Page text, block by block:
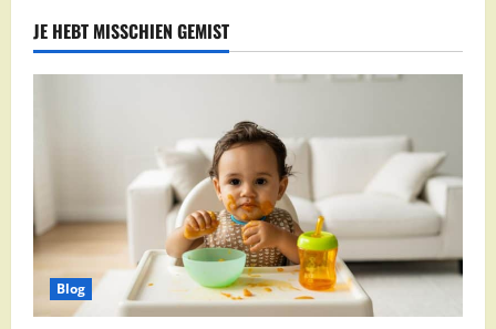
JE HEBT MISSCHIEN GEMIST
Blog